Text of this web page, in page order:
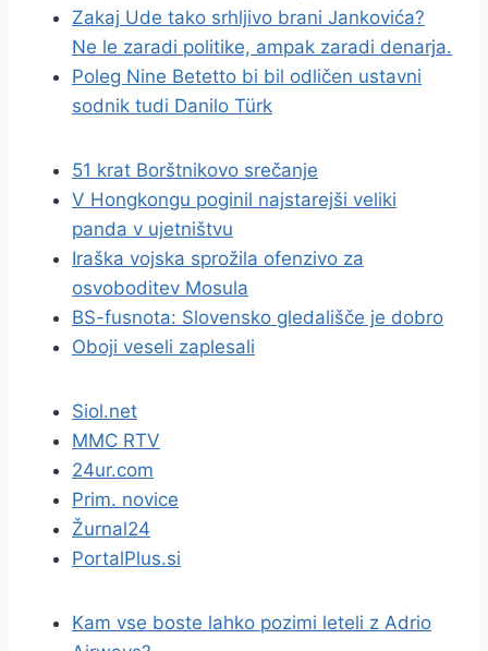
Zakaj Ude tako srhljivo brani Jankovića?
Ne le zaradi politike, ampak zaradi denarja.
Poleg Nine Betetto bi bil odličen ustavni
sodnik tudi Danilo Türk
51 krat Borštnikovo srečanje
V Hongkongu poginil najstarejši veliki
panda v ujetništvu
Iraška vojska sprožila ofenzivo za
osvoboditev Mosula
BS-fusnota: Slovensko gledališče je dobro
Oboji veseli zaplesali
Siol.net
MMC RTV
24ur.com
Prim. novice
Žurnal24
PortalPlus.si
Kam vse boste lahko pozimi leteli z Adrio